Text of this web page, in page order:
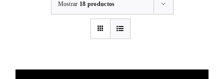
Localización
Mostrar 18 productos